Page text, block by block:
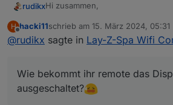
rudikxHi zusammen,
ich habe mir das ganze recht
Lochrasterplatine
Nur eine Sache habe ich
verstanden. Das ein bzw.
H
Offline
hacki11schrieb am 15. März 2024, 05:31
zuletzt editiert von
@rudikx sagte in Lay-Z-Spa Wifi
Wie bekommt ihr remote das
ausgeschaltet?